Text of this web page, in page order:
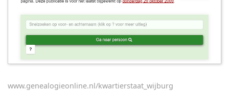
www.genealogieonline.nl/kwartierstaat_wijburg